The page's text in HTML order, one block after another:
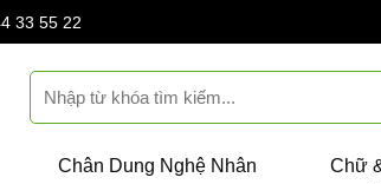
33 55 22
Chân Dung Nghệ Nhân Chữ